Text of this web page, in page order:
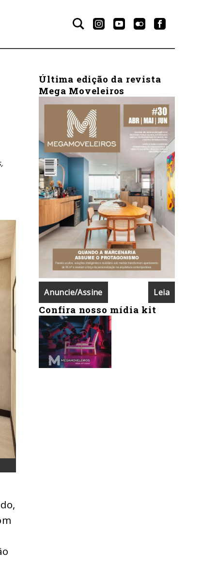
Última edição da revista
Mega Moveleiros
Anuncie/Assine Leia
Confira nosso mídia kit